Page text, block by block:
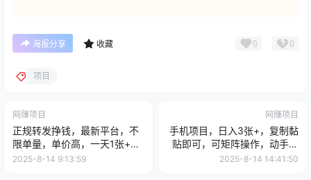
海报分享 收藏 0 0
项目
网赚项目
正规转发挣钱，最新平台，不
限单量，单价高，一天1张+低
保到账【揭秘】
2025-8-14 9:13:59
网赚项目
手机项目，日入3张+，复制黏
贴即可，可矩阵操作，动手不
动脑【揭秘】
2025-8-14 14:41:50